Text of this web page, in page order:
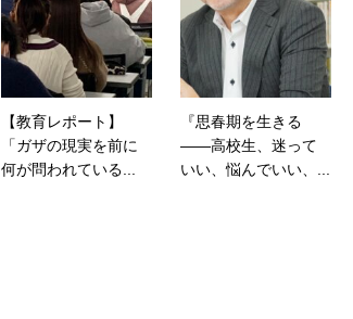
【教育レポート】
「ガザの現実を前に
何が問われている...
『思春期を生きる
――高校生、迷って
いい、悩んでいい、...